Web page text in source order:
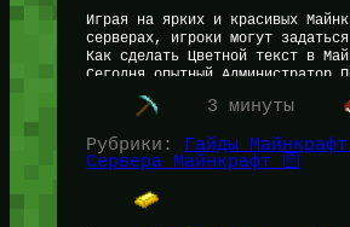
Играя на ярких и красивых
серверах, игроки могут
Как сделать Цветной текст в
Сегодня опытный Администратор
(for_users) ответит Вам на
3 минуты
Рубрики:
Гайды
Сервера Майнкрафт 🛜